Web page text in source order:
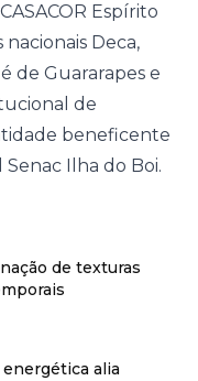
Espírito
Deca,
de Guararapes e
de
beneficente
Ilha do Boi.
de texturas
alia